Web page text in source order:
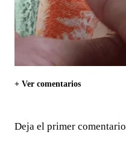
+ Ver comentarios
Deja el primer comentario